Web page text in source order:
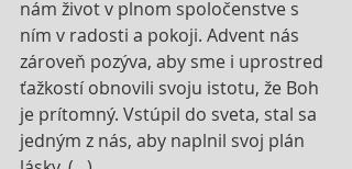
nám život v plnom spoločenstve s
ním v radosti a pokoji. Advent nás
zároveň pozýva, aby sme i uprostred
ťažkostí obnovili svoju istotu, že Boh
je prítomný. Vstúpil do sveta, stal sa
jedným z nás, aby naplnil svoj plán